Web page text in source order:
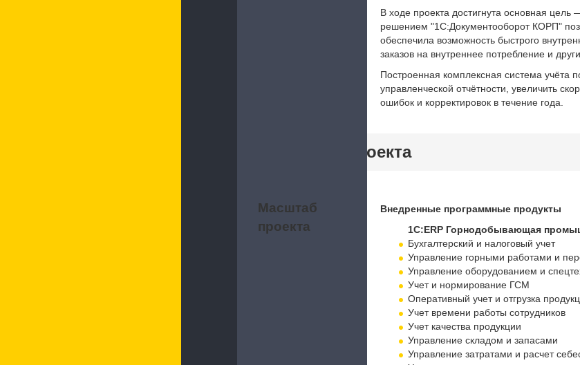
В ходе проекта достигнута основная
решением "1С:Документооборот КОРП"
обеспечила возможность быстрого
заказов на внутреннее потребление и
Построенная комплексная система учёта
управленческой отчётности, увеличить
ошибок и корректировок в течение года.
Характеристики проекта
Масштаб
проекта
Внедренные программные продукты
1С:ERP Горнодобывающая
Бухгалтерский и налоговый учет
Управление горными работами и
Управление оборудованием и
Учет и нормирование ГСМ
Оперативный учет и отгрузка
Учет времени работы сотрудников
Учет качества продукции
Управление складом и запасами
Управление затратами и расчет